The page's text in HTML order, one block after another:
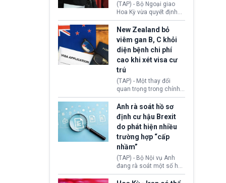
(TAP) - Bộ Ngoại giao
Hoa Kỳ vừa quyết định
thu hồi thị thực (visa)
của bà Maria Luiza
Ribeiro Viotti - Đại sứ
Brazil tại Washington.
Động thái trên diễn ra
trong bối cảnh tranh
chấp ngoại giao giữa
chính quyền Tổng thống
Donald Trump và chính
phủ cánh tả Tổng thống
da Silva đang leo thang
gay gắt.
New Zealand bỏ
viêm gan B, C khỏi
diện bệnh chi phí
cao khi xét visa cư
trú
(TAP) - Một thay đổi
quan trọng trong chính
sách nhập cư của New
Zealand đang mở ra
thêm cơ hội cho nhiều
người muốn định cư. Từ
nay, người mắc viêm
gan B hoặc viêm gan C
sẽ không còn bị mặc
định không đáp ứng tiêu
chuẩn sức khỏe chỉ vì
chi phí điều trị khi nộp hồ
Anh rà soát hồ sơ
định cư hậu Brexit
do phát hiện nhiều
trường hợp “cấp
nhầm”
(TAP) - Bộ Nội vụ Anh
đang rà soát một số hồ
sơ thuộc Chương trình